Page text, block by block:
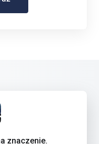
znaczenie.